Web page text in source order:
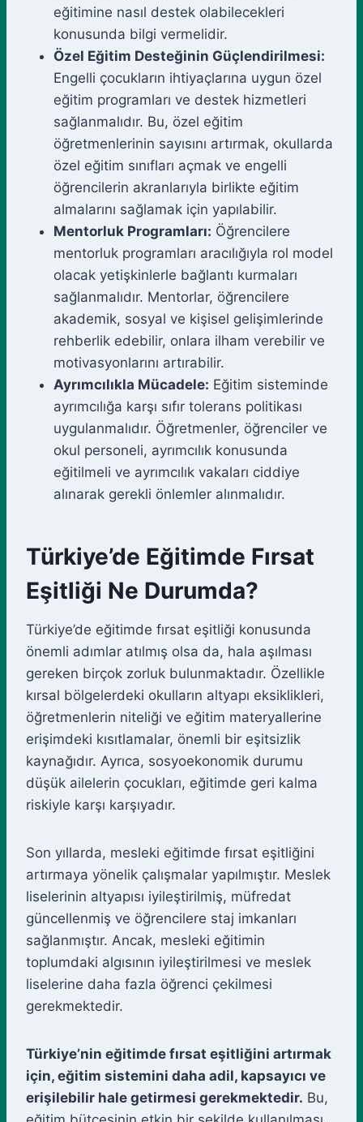
eğitimine nasıl destek olabilecekleri
konusunda bilgi vermelidir.
Özel Eğitim Desteğinin Güçlendirilmesi:
Engelli çocukların ihtiyaçlarına uygun özel
eğitim programları ve destek hizmetleri
sağlanmalıdır. Bu, özel eğitim
öğretmenlerinin sayısını artırmak, okullarda
özel eğitim sınıfları açmak ve engelli
öğrencilerin akranlarıyla birlikte eğitim
almalarını sağlamak için yapılabilir.
Mentorluk Programları: Öğrencilere
mentorluk programları aracılığıyla rol model
olacak yetişkinlerle bağlantı kurmaları
sağlanmalıdır. Mentorlar, öğrencilere
akademik, sosyal ve kişisel gelişimlerinde
rehberlik edebilir, onlara ilham verebilir ve
motivasyonlarını artırabilir.
Ayrımcılıkla Mücadele: Eğitim sisteminde
ayrımcılığa karşı sıfır tolerans politikası
uygulanmalıdır. Öğretmenler, öğrenciler ve
okul personeli, ayrımcılık konusunda
eğitilmeli ve ayrımcılık vakaları ciddiye
alınarak gerekli önlemler alınmalıdır.
Türkiye’de Eğitimde Fırsat
Eşitliği Ne Durumda?
Türkiye’de eğitimde fırsat eşitliği konusunda
önemli adımlar atılmış olsa da, hala aşılması
gereken birçok zorluk bulunmaktadır. Özellikle
kırsal bölgelerdeki okulların altyapı eksiklikleri,
öğretmenlerin niteliği ve eğitim materyallerine
erişimdeki kısıtlamalar, önemli bir eşitsizlik
kaynağıdır. Ayrıca, sosyoekonomik durumu
düşük ailelerin çocukları, eğitimde geri kalma
riskiyle karşı karşıyadır.
Son yıllarda, mesleki eğitimde fırsat eşitliğini
artırmaya yönelik çalışmalar yapılmıştır. Meslek
liselerinin altyapısı iyileştirilmiş, müfredat
güncellenmiş ve öğrencilere staj imkanları
sağlanmıştır. Ancak, mesleki eğitimin
toplumdaki algısının iyileştirilmesi ve meslek
liselerine daha fazla öğrenci çekilmesi
gerekmektedir.
Türkiye’nin eğitimde fırsat eşitliğini artırmak
için, eğitim sistemini daha adil, kapsayıcı ve
erişilebilir hale getirmesi gerekmektedir. Bu,